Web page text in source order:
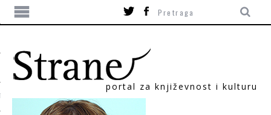
portal za književnost i kulturu